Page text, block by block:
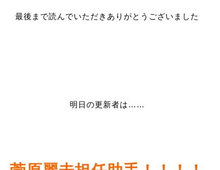
最後まで読んでいただきありがとうございました
明日の更新者は……